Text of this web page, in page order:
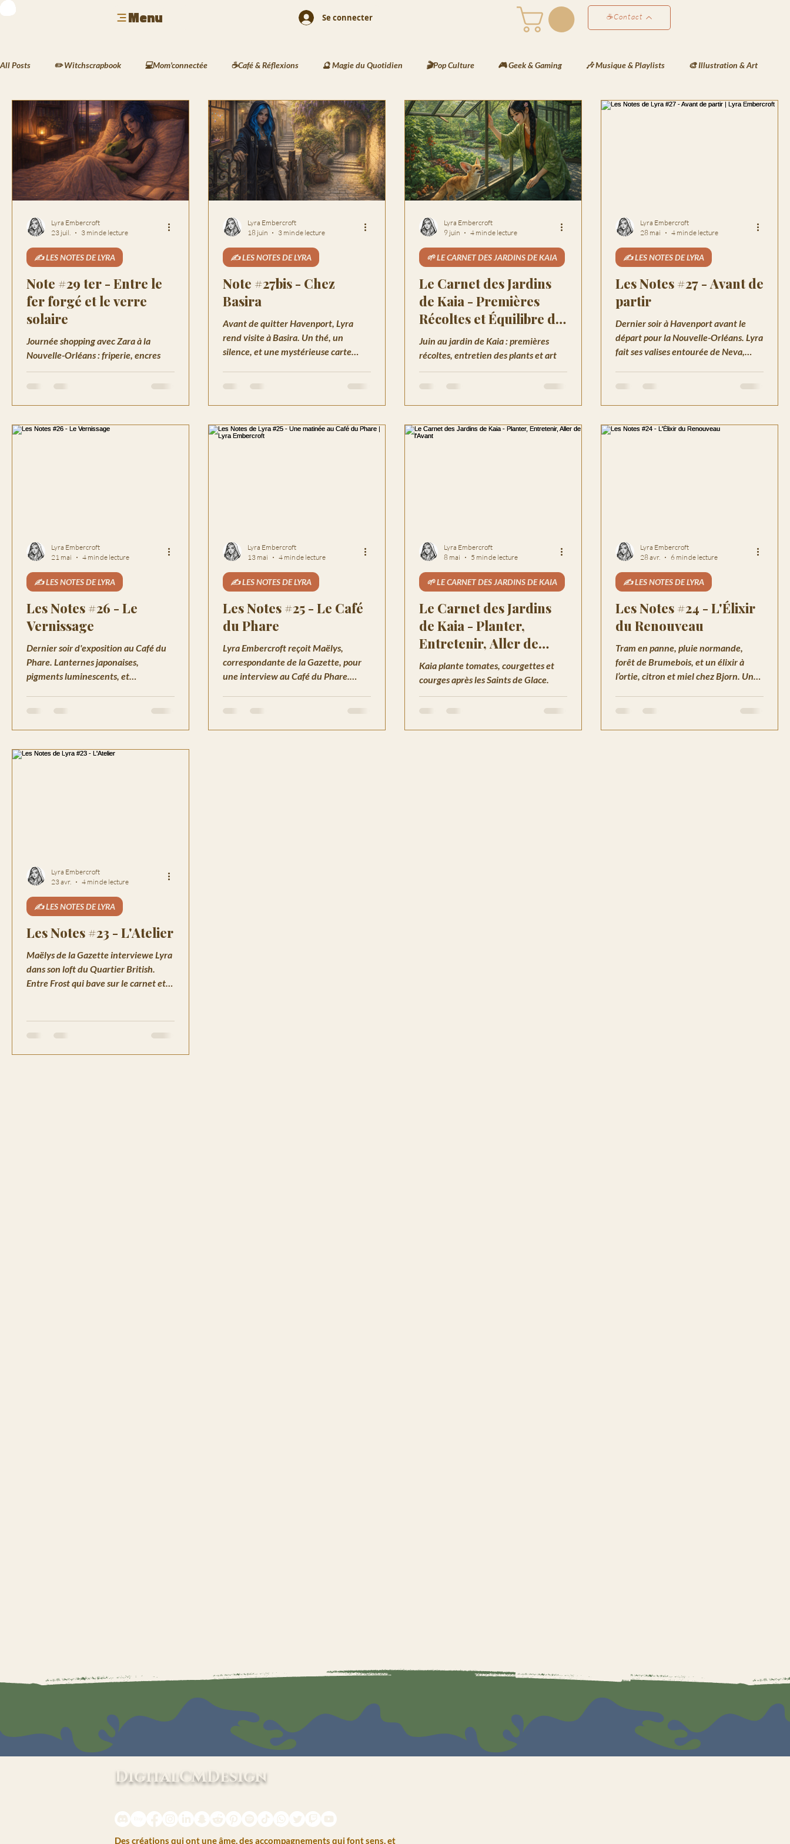
Menu Se connecter ☕Contact
All Posts ✏️ Witchscrapbook 💻Mom'connectée ☕Café & Réflexions 🔮 Magie du Quotidien 🎬Pop Culture 🎮 Geek & Gaming 🎶 Musique & Playlists 🎨 Illustration & Art
🐾 Animaux & Mode 🏺 Déco & Atmosphères 🍲 Cuisine & Rituels 🖌️ Activités Enfants 📘 Écriture Jeunesse 🧠 Créativité & Développement Perso
🖋️ Les Écrits de Silas 🌱 Le Carnet des Jardins de Kaia 🔮 Les Messages de Basira ⚔️ Les Recettes de Bjorn 🌍Les Traversées de Lyra
Note #29 ter - Entre le
fer forgé et le verre
solaire
Journée shopping avec Zara à la
Nouvelle-Orléans : friperie, encres
vivantes chez Nyx & Ink, puis les
Terrasses du Delta et une zone
✍️ LES NOTES DE LYRA
Lyra Embercroft
23 juil.
3 min de lecture
Note #27bis - Chez
Basira
Avant de quitter Havenport, Lyra
rend visite à Basira. Un thé, un
silence, et une mystérieuse carte
✍️ LES NOTES DE LYRA
Lyra Embercroft
18 juin
3 min de lecture
Le Carnet des Jardins
de Kaia - Premières
Récoltes et Équilibre du
Jardin
Juin au jardin de Kaia : premières
récoltes, entretien des plants et art
de l'arrosage juste. Sagesse
saisonnière entre lumière et ombre à
🌱 LE CARNET DES JARDINS DE KAIA
Lyra Embercroft
9 juin
4 min de lecture
Les Notes #27 - Avant de
partir
Dernier soir à Havenport avant le
départ pour la Nouvelle-Orléans. Lyra
fait ses valises entourée de Neva,
✍️ LES NOTES DE LYRA
Lyra Embercroft
28 mai
4 min de lecture
Les Notes #26 - Le
Vernissage
Dernier soir d'exposition au Café du
Phare. Lanternes japonaises,
pigments luminescents, et
✍️ LES NOTES DE LYRA
Lyra Embercroft
21 mai
4 min de lecture
Les Notes #25 - Le Café
du Phare
Lyra Embercroft reçoit Maëlys,
correspondante de la Gazette, pour
une interview au Café du Phare.
✍️ LES NOTES DE LYRA
Lyra Embercroft
13 mai
4 min de lecture
Le Carnet des Jardins
de Kaia - Planter,
Entretenir, Aller de
l'Avant
Kaia plante tomates, courgettes et
courges après les Saints de Glace.
Guide des semis de mai, entretien du
jardin japonais et sagesse saisonnière.
🌱 LE CARNET DES JARDINS DE KAIA
Lyra Embercroft
8 mai
5 min de lecture
Les Notes #24 - L'Élixir
du Renouveau
Tram en panne, pluie normande,
forêt de Brumebois, et un élixir à
l’ortie, citron et miel chez Bjorn. Une
✍️ LES NOTES DE LYRA
Lyra Embercroft
28 avr.
6 min de lecture
Les Notes #23 - L'Atelier
Maëlys de la Gazette interviewe Lyra
dans son loft du Quartier British.
Entre Frost qui bave sur le carnet et
✍️ LES NOTES DE LYRA
Lyra Embercroft
23 avr.
4 min de lecture
DigitalCMDesign
Des créations qui ont une âme, des accompagnements qui font sens, et